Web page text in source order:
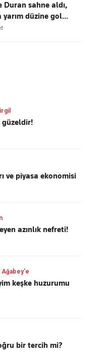
Duran sahne aldı,
yarım düzine gol...
güzeldir!
ve piyasa ekonomisi
azınlık nefreti!
keşke huzurumu
bir tercih mi?